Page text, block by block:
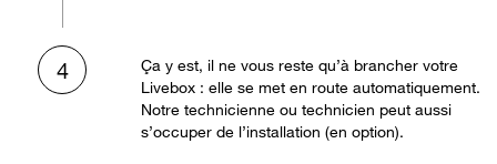
4
Ça y est, il ne vous reste qu’à brancher votre
Livebox : elle se met en route automatiquement.
Notre technicienne ou technicien peut aussi
s’occuper de l’installation (en option).